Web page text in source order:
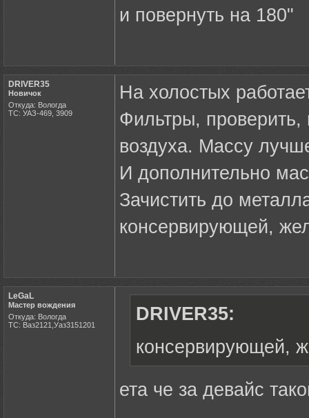
и повернуть на 180"
DRIVER35
Новичок
Откуда: Вологда
ТС: УАЗ-469, 3909
На холостых
Фильтры, проверить,
воздуха. Массу
И дополнительно
Зачистить до
консервирующей,
LeGaL
Мастер вождения
Откуда: Вологда
ТС: Ваз2121,Уаз3151201
DRIVER35:
консервирующей,
ета че за девайс